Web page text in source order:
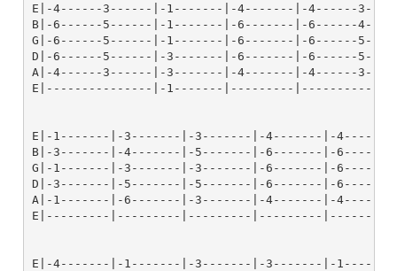
E|-4------3------|-1-------|-4-------|-4------
B|-6------5------|-1-------|-6-------|-6------
G|-6------5------|-1-------|-6-------|-6------
D|-6------5------|-3-------|-6-------|-6------
A|-4------3------|-3-------|-4-------|-4------
E|---------------|-1-------|---------
E|-1-------|-3-------|-3-------|-4-------|-4------
B|-3-------|-4-------|-5-------|-6-------|-6------
G|-1-------|-3-------|-3-------|-6-------|-6------
D|-3-------|-5-------|-5-------|-6-------|-6------
A|-1-------|-6-------|-3-------|-4-------|-4------
E|---------|---------|---------|---------
E|-4-------|-1-------|-3-------|-3-------|-